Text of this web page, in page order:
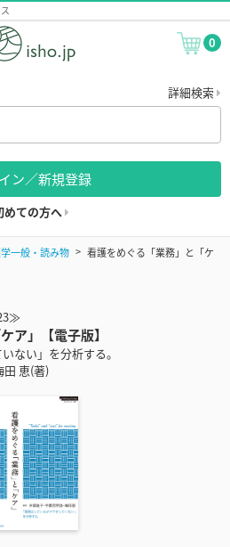
0
詳細検索
ン／新規登録
めての方へ
一般・読み物
看護をめぐる「業務」と「ケ
ア」【電子版】
ない」を分析する。
田 恵(著)